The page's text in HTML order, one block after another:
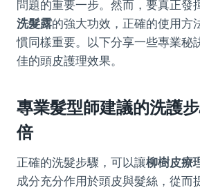
問題的重要一步。然而，要真正發
洗髮露的強大功效，正確的使用方
慣同樣重要。以下分享一些專業秘
佳的頭皮護理效果。
專業髮型師建議的洗護
倍
正確的洗髮步驟，可以讓柳樹皮療
成分充分作用於頭皮與髮絲，從而